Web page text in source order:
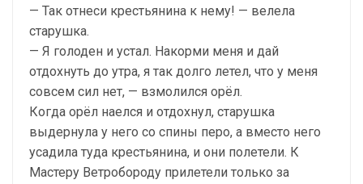
— Так отнеси крестьянина к нему! — велела
старушка.
— Я голоден и устал. Накорми меня и дай
отдохнуть до утра, я так долго летел, что у меня
совсем сил нет, — взмолился орёл.
Когда орёл наелся и отдохнул, старушка
выдернула у него со спины перо, а вместо него
усадила туда крестьянина, и они полетели. К
Мастеру Ветробороду прилетели только за